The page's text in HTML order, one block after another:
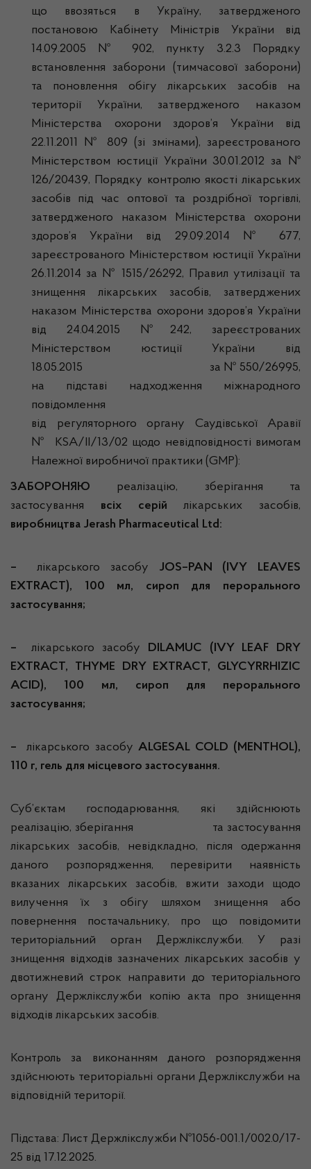
що ввозяться в Україну, затвердженого
постановою Кабінету Міністрів України від
14.09.2005 № 902, пункту 3.2.3 Порядку
встановлення заборони (тимчасової заборони)
та поновлення обігу лікарських засобів на
території України, затвердженого наказом
Міністерства охорони здоров’я України від
22.11.2011 № 809 (зі змінами), зареєстрованого
Міністерством юстиції України 30.01.2012 за №
126/20439, Порядку контролю якості лікарських
засобів під час оптової та роздрібної торгівлі,
затвердженого наказом Міністерства охорони
здоров’я України від 29.09.2014 № 677,
зареєстрованого Міністерством юстиції України
26.11.2014 за № 1515/26292, Правил утилізації та
знищення лікарських засобів, затверджених
наказом Міністерства охорони здоров’я України
від 24.04.2015 №242, зареєстрованих
Міністерством юстиції України від
18.05.2015 за № 550/26995,
на підставі надходження міжнародного
повідомлення
від регуляторного органу Саудівської Аравії
№ KSA/II/13/02 щодо невідповідності вимогам
Належної виробничої практики (GMP):
ЗАБОРОНЯЮ реалізацію, зберігання та
застосування всіх серій лікарських засобів,
виробництва Jerash Pharmaceutical Ltd:
–лікарського засобу JOS–PAN (IVY LEAVES
EXTRACT), 100 мл, сироп для перорального
застосування;
–лікарського засобу DILAMUC (IVY LEAF DRY
EXTRACT, THYME DRY EXTRACT, GLYCYRRHIZIC
ACID), 100 мл, сироп для перорального
застосування;
– лікарського засобу ALGESAL COLD (MENTHOL),
110 г, гель для місцевого застосування.
Суб’єктам господарювання, які здійснюють
реалізацію, зберігання та застосування
лікарських засобів, невідкладно, після одержання
даного розпорядження, перевірити наявність
вказаних лікарських засобів, вжити заходи щодо
вилучення їх з обігу шляхом знищення або
повернення постачальнику, про що повідомити
територіальний орган Держлікслужби. У разі
знищення відходів зазначених лікарських засобів у
двотижневий строк направити до територіального
органу Держлікслужби копію акта про знищення
відходів лікарських засобів.
Контроль за виконанням даного розпорядження
здійснюють територіальні органи Держлікслужби на
відповідній території.
Підстава: Лист Держлікслужби №1056-001.1/002.0/17-
25 від 17.12.2025.